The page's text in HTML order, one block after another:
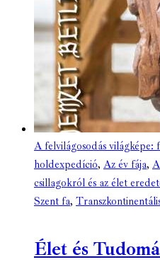
A felvilágosodás világképe:
holdexpedíció, Az év fája,
csillagokról és az élet
Szent fa,
Élet és